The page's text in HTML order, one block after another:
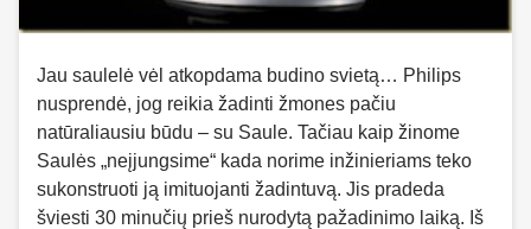
Jau saulelė vėl atkopdama budino svietą… Philips
nusprendė, jog reikia žadinti žmones pačiu
natūraliausiu būdu – su Saule. Tačiau kaip žinome
Saulės „neįjungsime“ kada norime inžinieriams teko
sukonstruoti ją imituojanti žadintuvą. Jis pradeda
šviesti 30 minučių prieš nurodytą pažadinimo laiką. Iš